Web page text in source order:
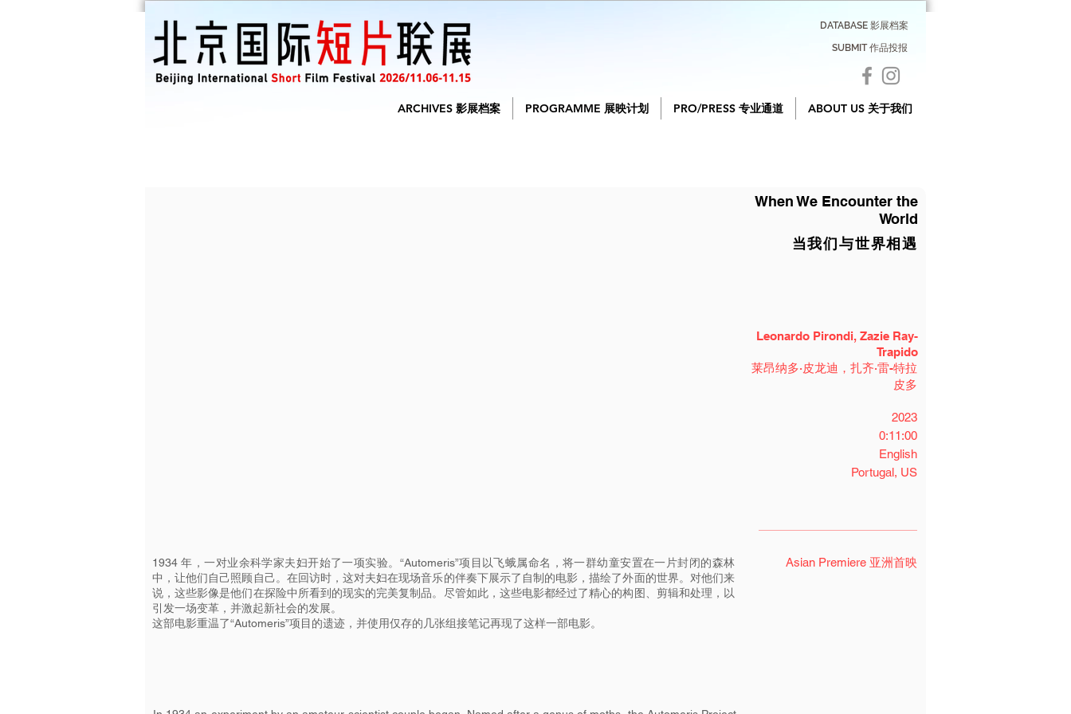
DATABASE 影展档案
SUBMIT 作品投报
ARCHIVES 影展档案 PROGRAMME 展映计划 PRO/PRESS 专业通道 ABOUT US 关于我们
When We Encounter the
World
当我们与世界相遇
Leonardo Pirondi, Zazie Ray-
Trapido
莱昂纳多·皮龙迪，扎齐·雷-特拉
皮多
2023
0:11:00
English
Portugal, US
1934 年，一对业余科学家夫妇开始了一项实验。“Automeris”项目以飞蛾属命名，将一群幼童安置在一片封闭的森林
中，让他们自己照顾自己。在回访时，这对夫妇在现场音乐的伴奏下展示了自制的电影，描绘了外面的世界。对他们来
说，这些影像是他们在探险中所看到的现实的完美复制品。尽管如此，这些电影都经过了精心的构图、剪辑和处理，以
引发一场变革，并激起新社会的发展。
这部电影重温了“Automeris”项目的遗迹，并使用仅存的几张组接笔记再现了这样一部电影。
Asian Premiere 亚洲首映